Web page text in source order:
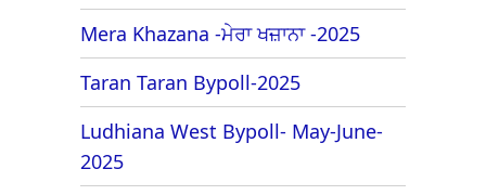
Mera Khazana -ਮੇਰਾ ਖਜ਼ਾਨਾ -2025
Taran Taran Bypoll-2025
Ludhiana West Bypoll- May-June-
2025